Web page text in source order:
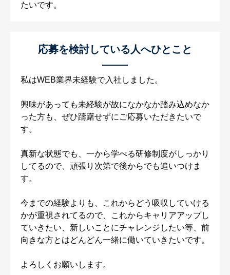
たいです。
応募を検討している人へひとこと
私はWEB業界未経験で入社しました。
興味があっても未経験が故になかなか踏み込めなか
った方も、ぜひ躊躇せずにご応募いただきたいで
す。
真新な状態でも、一から学べる研修制度がしっかり
してるので、頑張り次第で後からでも追いつけま
す。
今までの経験よりも、これからどう吸収していける
かが重視されてるので、これからキャリアアップし
ていきたい、新しいことにチャレンジしたい等、前
向きな方とはどんどん一緒に働いていきたいです。
よろしくお願いします。